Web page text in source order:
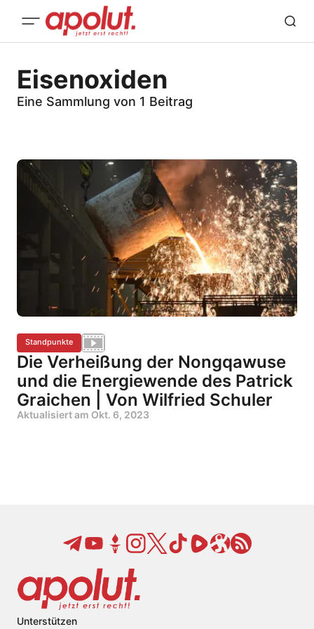
Eisenoxiden
Eine Sammlung von 1 Beitrag
Standpunkte
Die Verheißung der Nongqawuse
und die Energiewende des Patrick
Graichen | Von Wilfried Schuler
Aktualisiert am Okt. 6, 2023
Unterstützen